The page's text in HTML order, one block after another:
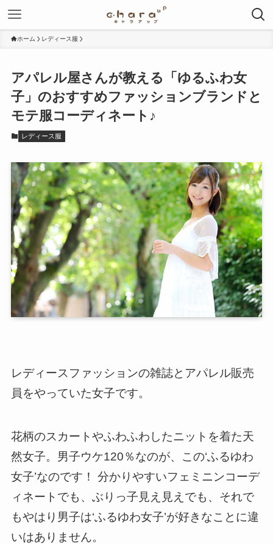
ホーム レディース服
アパレル屋さんが教える「ゆるふわ女
子」のおすすめファッションブランドと
モテ服コーディネート♪
レディース服
レディースファッションの雑誌とアパレル販売
員をやっていた女子です。
花柄のスカートやふわふわしたニットを着た天
然女子。男子ウケ120％なのが、この‘ふるゆわ
女子’なのです！ 分かりやすいフェミニンコーデ
ィネートでも、ぶりっ子見え見えでも、それで
もやはり男子は‘ふるゆわ女子’が好きなことに違
いはありません。